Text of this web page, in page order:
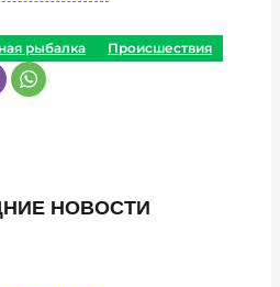
рыбалка Происшествия
НОВОСТИ